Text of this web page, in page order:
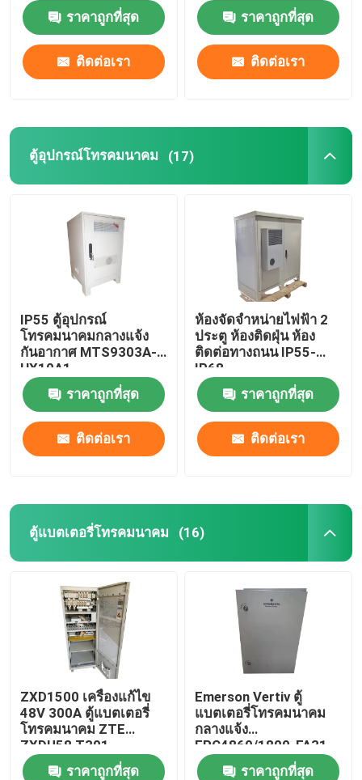
ราคาถูกที่สุด
ติดต่อเรา
ราคาถูกที่สุด
ติดต่อเรา
ตู้อุปกรณ์โทรคมนาคม (17)
IP55 ตู้อุปกรณ์
โทรคมนาคมกลางแจ้ง
กันอากาศ MTS9303A-
HX10A1
ราคาถูกที่สุด
ติดต่อเรา
ห้องจัดจําหน่ายไฟฟ้า 2
ประตู ห้องติดฝุ่น ห้อง
ติดต่อทางถนน IP55-
IP68
ราคาถูกที่สุด
ติดต่อเรา
ตู้แบตเตอรี่โทรคมนาคม (16)
ZXD1500 เครื่องแก้ไข
48V 300A ตู้แบตเตอรี่
โทรคมนาคม ZTE
ZXDU58 T301
ราคาถูกที่สุด
Emerson Vertiv ตู้
แบตเตอรี่โทรคมนาคม
กลางแจ้ง
EPC4860/1800-FA31
IP55
ราคาถูกที่สุด